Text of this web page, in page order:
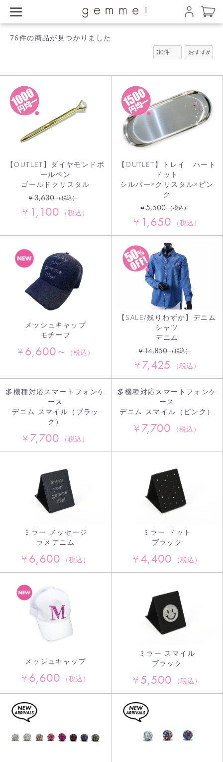
76件の商品が見つかりました
【OUTLET】ダイヤモンドボ
ールペン
ゴールドクリスタル
¥3,630 （税込）
¥ 1,100 （税込）
【OUTLET】トレイ ハート
ドット
シルバー×クリスタル×ピン
ク
¥5,500 （税込）
¥ 1,650 （税込）
メッシュキャップ
モチーフ
¥6,600 〜 （税込）
【SALE/残りわずか】デニム
シャツ
デニム
¥14,850 （税込）
¥7,425 （税込）
多機種対応スマートフォンケ
ース
デニム スマイル（ブラッ
ク）
¥7,700 （税込）
多機種対応スマートフォンケ
ース
デニム スマイル（ピンク）
¥7,700 （税込）
ミラー メッセージ
ラメデニム
¥6,600 （税込）
ミラー ドット
ブラック
¥4,400 （税込）
メッシュキャップ
¥6,600 （税込）
ミラー スマイル
ブラック
¥5,500 （税込）